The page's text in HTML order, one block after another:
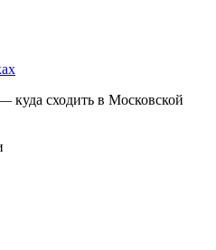
сходить в Московской